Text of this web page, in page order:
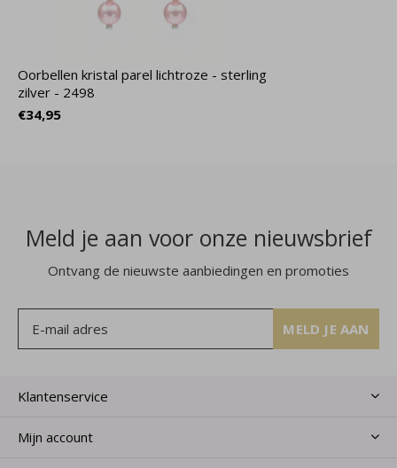
Oorbellen kristal parel lichtroze - sterling
zilver - 2498
€34,95
Meld je aan voor onze nieuwsbrief
Ontvang de nieuwste aanbiedingen en promoties
MELD JE AAN
Klantenservice
Mijn account